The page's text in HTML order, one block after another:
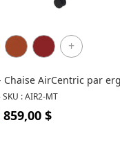
+
Chaise AirCentric par
SKU : AIR2-MT
859,00 $